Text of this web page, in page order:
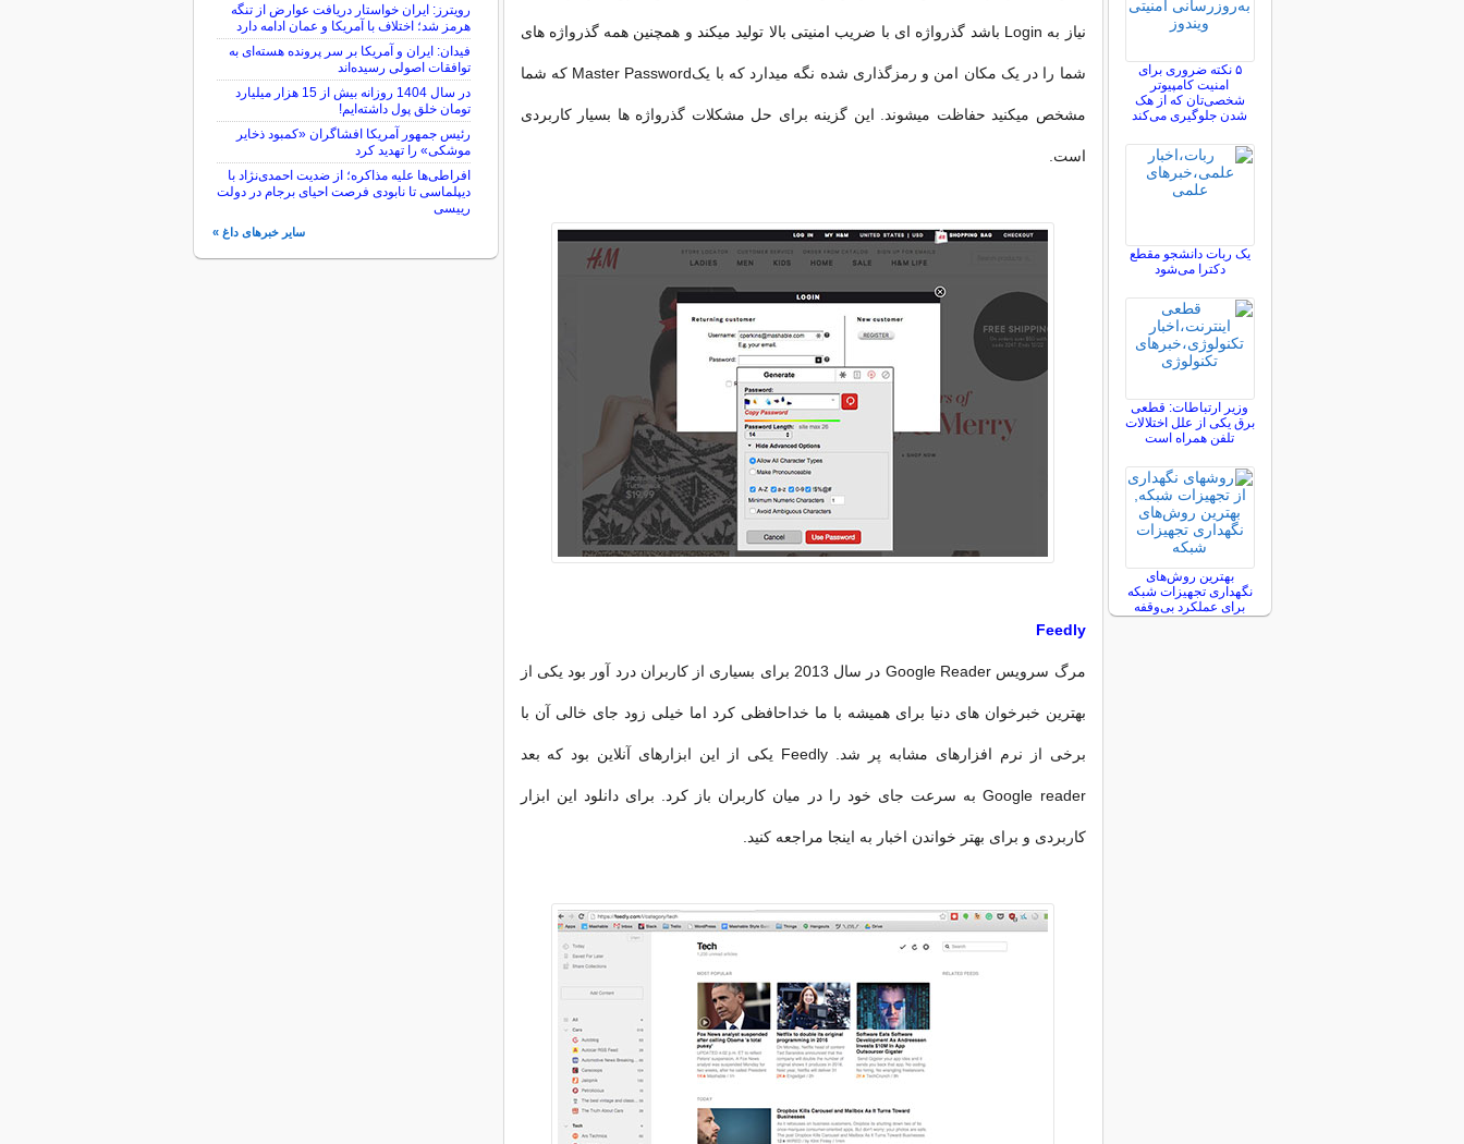
نیاز به Login باشد گذرواژه ای با ضریب امنیتی بالا تولید میکند و همچنین همه گذرواژه های
شما را در یک مکان امن و رمزگذاری شده نگه میدارد که با یکMaster Password که شما
مشخص میکنید حفاظت میشوند. این گزینه برای حل مشکلات گذرواژه ها بسیار کاربردی
است.
Feedly
مرگ سرویس Google Reader در سال 2013 برای بسیاری از کاربران درد آور بود یکی از
بهترین خبرخوان های دنیا برای همیشه با ما خداحافظی کرد اما خیلی زود جای خالی آن با
برخی از نرم افزارهای مشابه پر شد. Feedly یکی از این ابزارهای آنلاین بود که بعد
Google reader به سرعت جای خود را در میان کاربران باز کرد. برای دانلود این ابزار
کاربردی و برای بهتر خواندن اخبار به اینجا مراجعه کنید.
۵ نکته ضروری برای
امنیت کامپیوتر
شخصی‌تان که از هک
شدن جلوگیری می‌کند
یک ربات دانشجو مقطع
دکترا می‌شود
وزیر ارتباطات: قطعی
برق یکی از علل اختلالات
تلفن همراه است
بهترین روش‌های
نگهداری تجهیزات شبکه
برای عملکرد بی‌وقفه
رویترز: ایران خواستار دریافت عوارض از تنگه
هرمز شد؛ اختلاف با آمریکا و عمان ادامه دارد
فیدان: ایران و آمریکا بر سر پرونده هسته‌ای به
توافقات اصولی رسیده‌اند
در سال 1404 روزانه بیش از 15 هزار میلیارد
تومان خلق پول داشته‌ایم!
رئیس جمهور آمریکا افشاگران «کمبود ذخایر
موشکی» را تهدید کرد
افراطی‌ها علیه مذاکره؛ از ضدیت احمدی‌نژاد با
دیپلماسی تا نابودی فرصت احیای برجام در دولت
رییسی
سایر خبرهای داغ »